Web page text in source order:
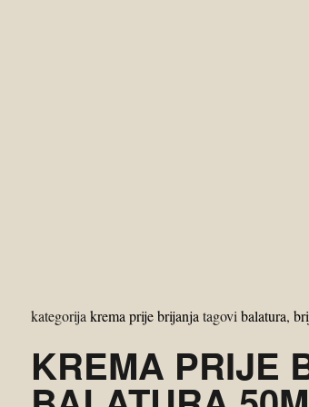
kategorija krema prije brijanja tagovi balatura,
KREMA PRIJE